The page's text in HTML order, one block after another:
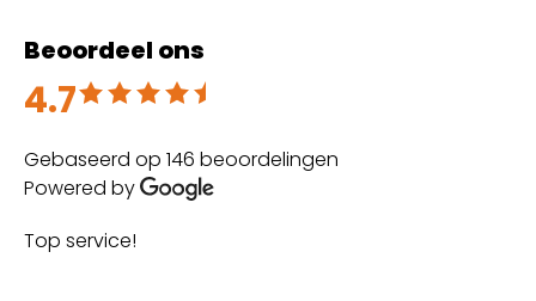
Beoordeel ons
4.7
Beoordeeld met 4.7 uit 5
Gebaseerd op 146 beoordelingen
Powered by
Top service!